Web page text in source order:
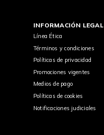
INFORMACIÓN LEGAL
Línea Ética
Términos y condiciones
Políticas de privacidad
Promociones vigentes
Medios de pago
Políticas de cookies
Notificaciones judiciales